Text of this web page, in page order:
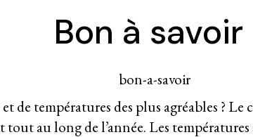
Bon à savoir
de températures des plus agréables ?
tout au long de l’année. Les